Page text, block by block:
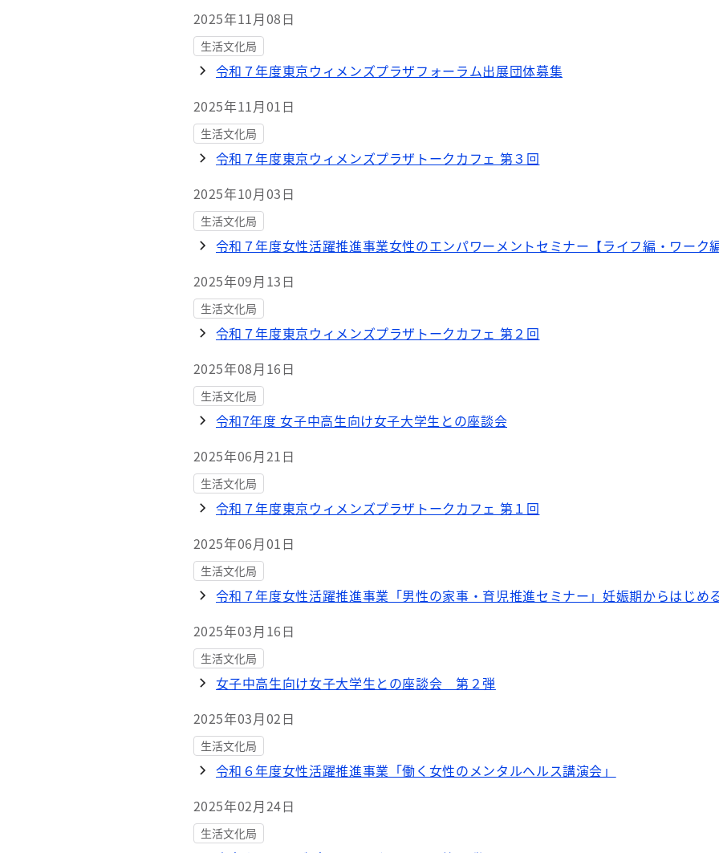
2025年11月08日
生活文化局
令和７年度東京ウィメンズプラザフォーラム出展団体募集
2025年11月01日
生活文化局
令和７年度東京ウィメンズプラザトークカフェ 第３回
2025年10月03日
生活文化局
令和７年度女性活躍推進事業女性のエンパワーメントセミナー【ライフ編・ワーク
2025年09月13日
生活文化局
令和７年度東京ウィメンズプラザトークカフェ 第２回
2025年08月16日
生活文化局
令和7年度 女子中高生向け女子大学生との座談会
2025年06月21日
生活文化局
令和７年度東京ウィメンズプラザトークカフェ 第１回
2025年06月01日
生活文化局
令和７年度女性活躍推進事業「男性の家事・育児推進セミナー」妊娠期からはじめ
2025年03月16日
生活文化局
女子中高生向け女子大学生との座談会 第２弾
2025年03月02日
生活文化局
令和６年度女性活躍推進事業「働く女性のメンタルヘルス講演会」
2025年02月24日
生活文化局